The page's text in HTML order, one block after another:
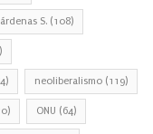
S. (108)
neoliberalismo (119)
ONU (64)